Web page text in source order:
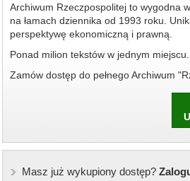
Archiwum Rzeczpospolitej to wygodna
na łamach dziennika od 1993 roku.
perspektywę ekonomiczną i prawną.
Ponad milion tekstów w jednym miejscu.
Zamów dostęp do pełnego Archiwum
Masz już wykupiony dostęp?